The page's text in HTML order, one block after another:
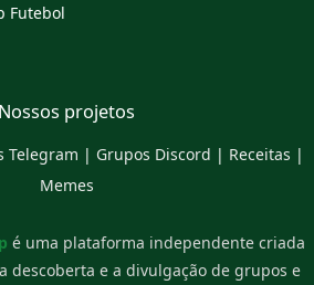
Futebol
Nossos projetos
Telegram | Grupos Discord | Receitas |
Memes
é uma plataforma independente criada
descoberta e a divulgação de grupos e